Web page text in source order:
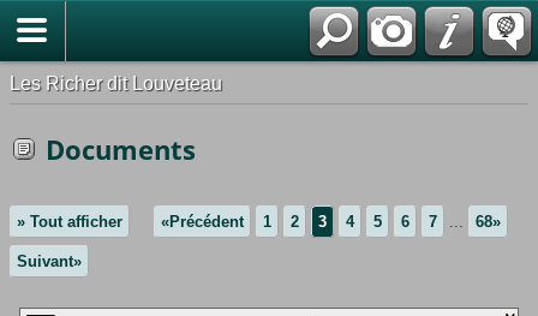
Les Richer dit Louveteau
Documents
» Tout afficher «Précédent 1 2 3 4 5 6 7 ... 68»
Suivant»